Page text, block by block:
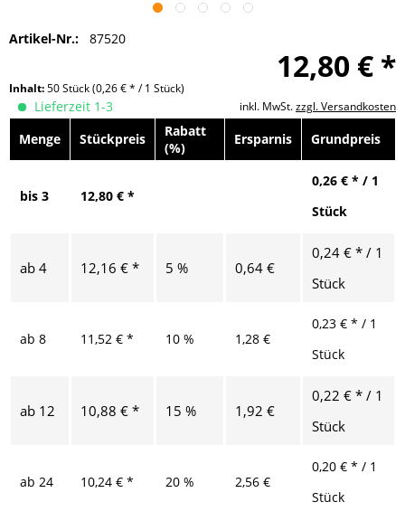
Artikel-Nr.: 87520
12,80 € *
Inhalt:50 Stück(0,26 € * / 1 Stück)
inkl. MwSt.zzgl. Versandkosten
Lieferzeit 1-3
Menge
Stückpreis
Rabatt
(%)
Ersparnis Grundpreis
bis 3 12,80 € *
0,26 € * / 1
Stück
ab 4 12,16 € * 5 % 0,64 €
0,24 € * / 1
Stück
ab 8 11,52 € * 10 % 1,28 €
0,23 € * / 1
Stück
ab 12 10,88 € * 15 % 1,92 €
0,22 € * / 1
Stück
ab 24 10,24 € * 20 % 2,56 €
0,20 € * / 1
Stück